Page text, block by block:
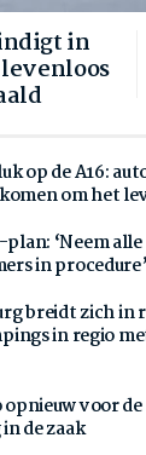
in
op de A16:
om het
‘Neem
in procedure’
breidt zich in
in regio
voor
de zaak